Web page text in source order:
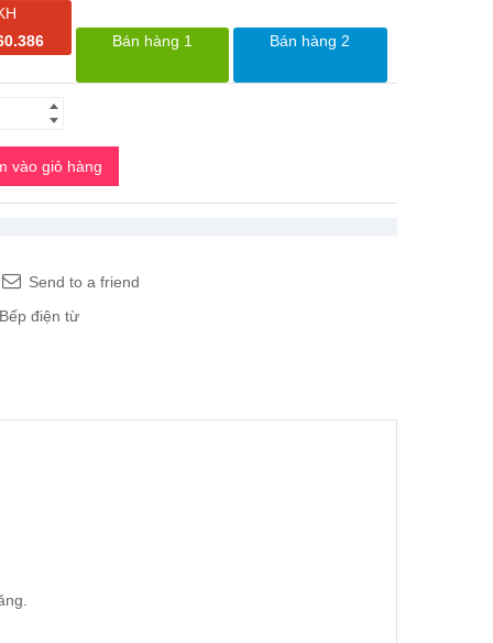
Bán hàng 1 Bán hàng 2
vào giỏ hàng
Send to a friend
Bếp điện từ